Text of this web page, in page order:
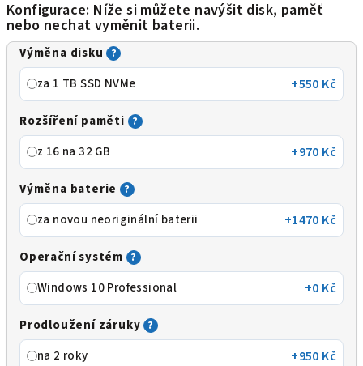
Konfigurace: Níže si můžete navýšit disk, paměť
nebo nechat vyměnit baterii.
Výměna disku ?
za 1 TB SSD NVMe +550 Kč
Rozšíření paměti ?
z 16 na 32 GB +970 Kč
Výměna baterie ?
za novou neoriginální baterii +1470 Kč
Operační systém ?
Windows 10 Professional +0 Kč
Prodloužení záruky ?
na 2 roky +950 Kč